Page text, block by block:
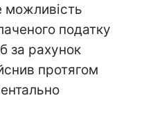
можливість
податку
за рахунок
протягом